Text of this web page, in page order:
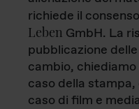
richiede il
Leben GmbH. La
pubblicazione
cambio,
caso della
caso di film e